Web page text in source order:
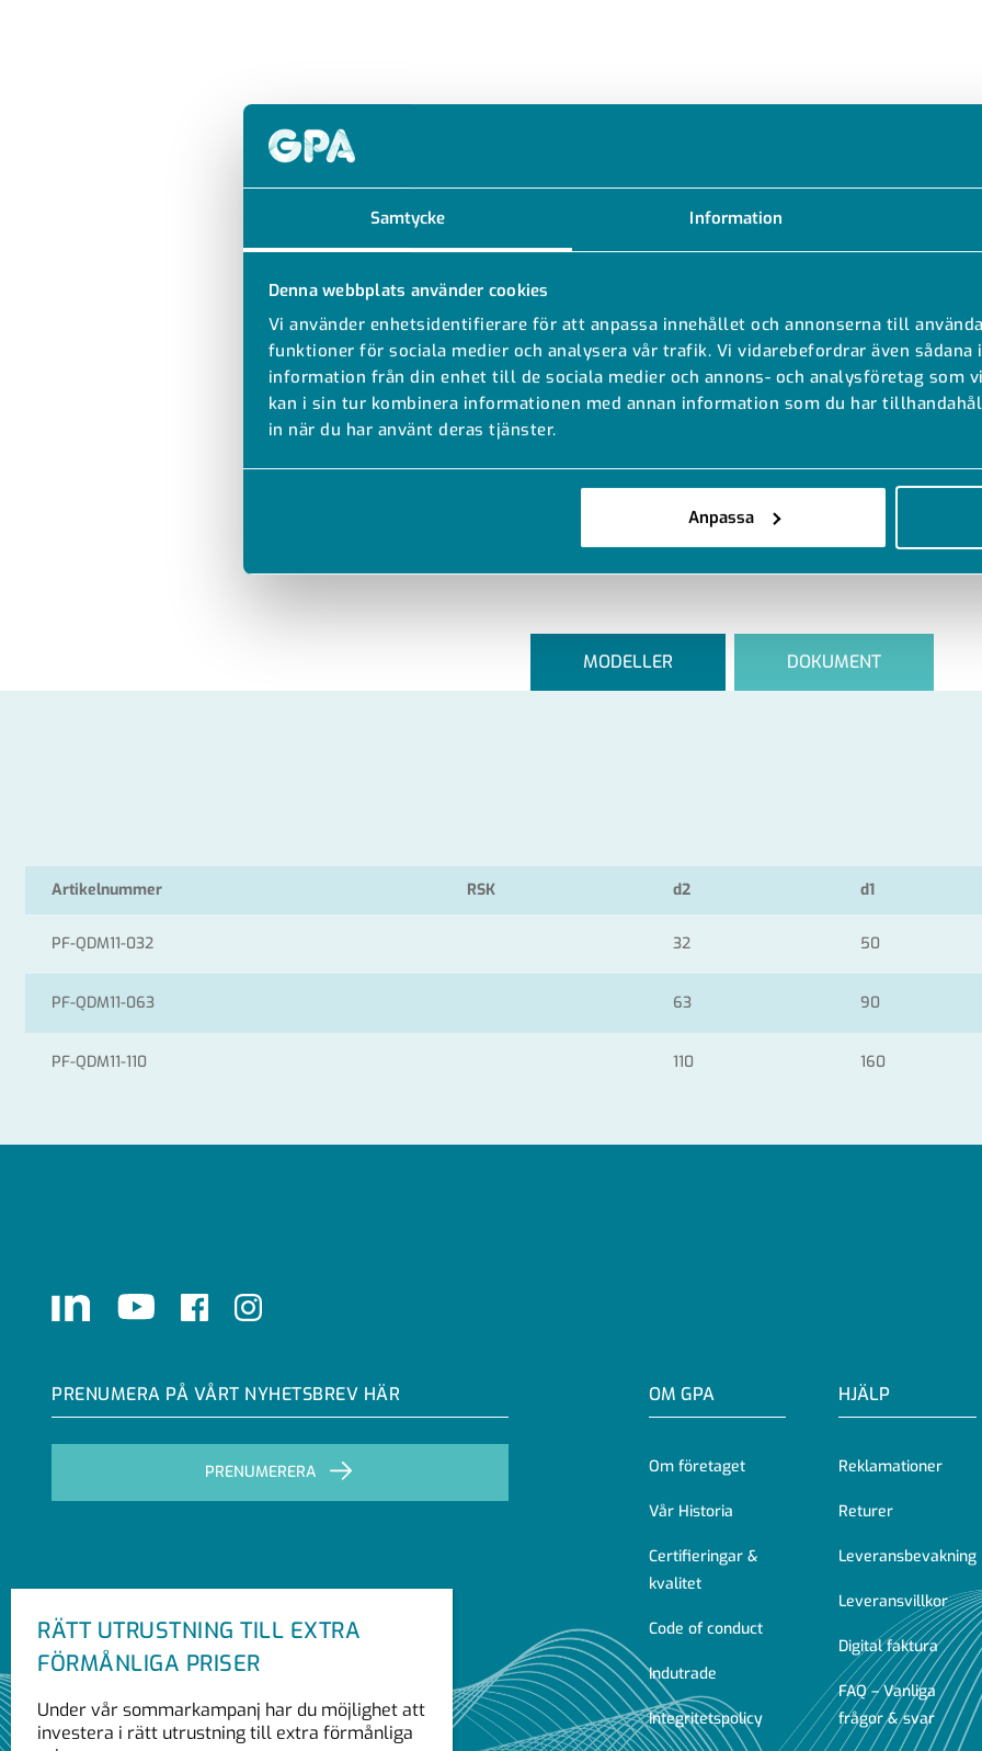
Samtycke Information
Denna webbplats använder cookies
Vi använder enhetsidentifierare för att anpassa innehållet och annonserna till
funktioner för sociala medier och analysera vår trafik. Vi vidarebefordrar även sådana
information från din enhet till de sociala medier och annons- och analysföretag som
kan i sin tur kombinera informationen med annan information som du har
in när du har använt deras tjänster.
Anpassa
MODELLER DOKUMENT
Artikelnummer RSK d2 d1
PF-QDM11-032 32 50
PF-QDM11-063 63 90
PF-QDM11-110 110 160
LinkedIn Youtube FacebookInstagram
PRENUMERA PÅ VÅRT NYHETSBREV HÄR
PRENUMERERA
OM GPA
Om företaget
Vår Historia
Certifieringar &
kvalitet
Code of conduct
Indutrade
Integritetspolicy
HJÄLP
Reklamationer
Returer
Leveransbevakning
Leveransvillkor
Digital faktura
FAQ – Vanliga
frågor & svar
RÄTT UTRUSTNING TILL EXTRA
FÖRMÅNLIGA PRISER
Under vår sommarkampanj har du möjlighet att
investera i rätt utrustning till extra förmånliga